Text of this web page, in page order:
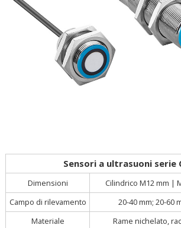
Sensori a ultrasuoni serie
Dimensioni
Cilindrico M12 mm |
Campo di rilevamento
20-40 mm; 20-60
Materiale
Rame nichelato,